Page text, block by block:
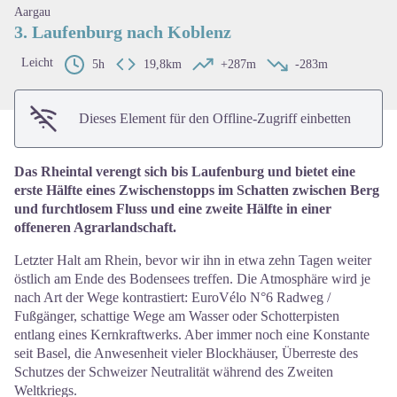
Aargau
3. Laufenburg nach Koblenz
Leicht 5h 19,8km +287m -283m
Dieses Element für den Offline-Zugriff einbetten
Das Rheintal verengt sich bis Laufenburg und bietet eine
erste Hälfte eines Zwischenstopps im Schatten zwischen Berg
und furchtlosem Fluss und eine zweite Hälfte in einer
offeneren Agrarlandschaft.
Letzter Halt am Rhein, bevor wir ihn in etwa zehn Tagen weiter
östlich am Ende des Bodensees treffen. Die Atmosphäre wird je
nach Art der Wege kontrastiert: EuroVélo N°6 Radweg /
Fußgänger, schattige Wege am Wasser oder Schotterpisten
entlang eines Kernkraftwerks. Aber immer noch eine Konstante
seit Basel, die Anwesenheit vieler Blockhäuser, Überreste des
Schutzes der Schweizer Neutralität während des Zweiten
Weltkriegs.